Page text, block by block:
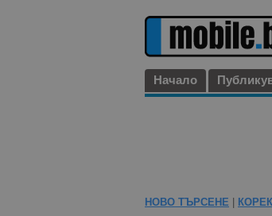
Начало
НОВО ТЪРСЕНЕ